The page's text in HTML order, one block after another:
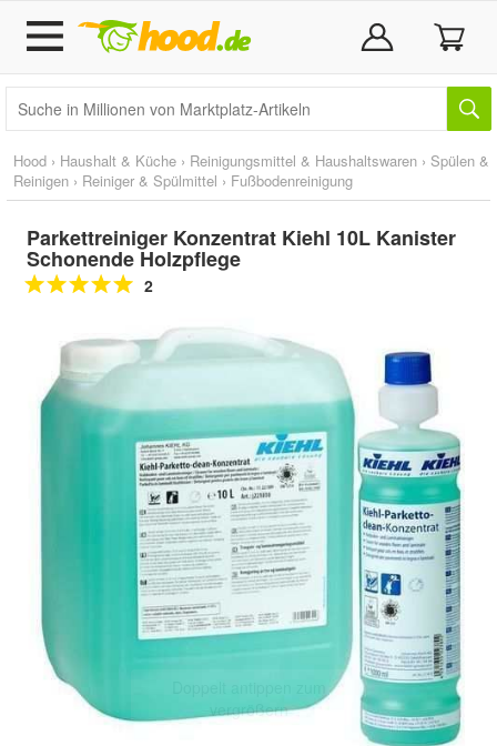
Hood › Haushalt & Küche › Reinigungsmittel & Haushaltswaren › Spülen &
Reinigen › Reiniger & Spülmittel › Fußbodenreinigung
Parkettreiniger Konzentrat Kiehl 10L Kanister
Schonende Holzpflege
2
Doppelt antippen zum
vergrößern